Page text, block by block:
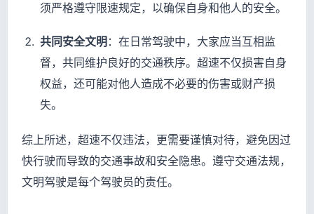
须严格遵守限速规定，以确保自身和他人的安全。
共同安全文明 ：在日常驾驶中，大家应当互相监
督，共同维护良好的交通秩序。超速不仅损害自身
权益，还可能对他人造成不必要的伤害或财产损
失。
综上所述，超速不仅违法，更需要谨慎对待，避免因过
快行驶而导致的交通事故和安全隐患。遵守交通法规，
文明驾驶是每个驾驶员的责任。